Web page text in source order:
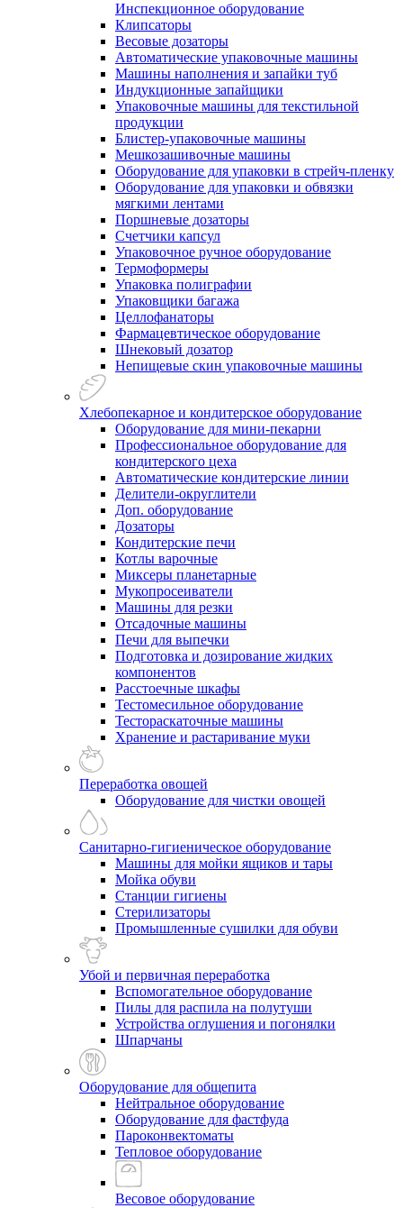
Инспекционное оборудование
Клипсаторы
Весовые дозаторы
Автоматические упаковочные машины
Машины наполнения и запайки туб
Индукционные запайщики
Упаковочные машины для текстильной
продукции
Блистер-упаковочные машины
Мешкозашивочные машины
Оборудование для упаковки в стрейч-пленку
Оборудование для упаковки и обвязки
мягкими лентами
Поршневые дозаторы
Счетчики капсул
Упаковочное ручное оборудование
Термоформеры
Упаковка полиграфии
Упаковщики багажа
Целлофанаторы
Фармацевтическое оборудование
Шнековый дозатор
Непищевые скин упаковочные машины
Хлебопекарное и кондитерское оборудование
Оборудование для мини-пекарни
Профессиональное оборудование для
кондитерского цеха
Автоматические кондитерские линии
Делители-округлители
Доп. оборудование
Дозаторы
Кондитерские печи
Котлы варочные
Миксеры планетарные
Мукопросеиватели
Машины для резки
Отсадочные машины
Печи для выпечки
Подготовка и дозирование жидких
компонентов
Расстоечные шкафы
Тестомесильное оборудование
Тестораскаточные машины
Хранение и растаривание муки
Переработка овощей
Оборудование для чистки овощей
Санитарно-гигиеническое оборудование
Машины для мойки ящиков и тары
Мойка обуви
Станции гигиены
Стерилизаторы
Промышленные сушилки для обуви
Убой и первичная переработка
Вспомогательное оборудование
Пилы для распила на полутуши
Устройства оглушения и погонялки
Шпарчаны
Оборудование для общепита
Нейтральное оборудование
Оборудование для фастфуда
Пароконвектоматы
Тепловое оборудование
Весовое оборудование